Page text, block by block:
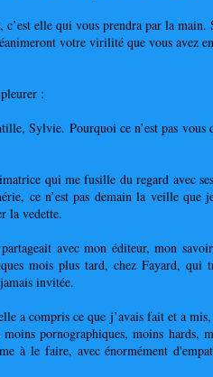
elle qui vous prendra par la main.
votre virilité que vous avez
:
Sylvie. Pourquoi ce n’est pas vous
qui me fusille du regard avec
ce n’est pas demain la veille que
la vedette.
avec mon éditeur, mon
mois plus tard, chez Fayard, qui
invitée.
a compris ce que j’avais fait et a
pornographiques, moins hards,
à le faire, avec énormément